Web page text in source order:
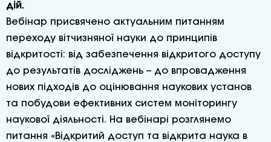
дій.
Вебінар присвячено актуальним питанням
переходу вітчизняної науки до принципів
відкритості: від забезпечення відкритого доступу
до результатів досліджень – до впровадження
нових підходів до оцінювання наукових установ
та побудови ефективних систем моніторингу
наукової діяльності. На вебінарі розглянемо
питання «Відкритий доступ та відкрита наука в